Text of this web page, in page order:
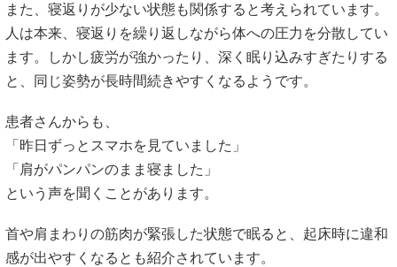
また、寝返りが少ない状態も関係すると考えられています。
人は本来、寝返りを繰り返しながら体への圧力を分散してい
ます。しかし疲労が強かったり、深く眠り込みすぎたりする
と、同じ姿勢が長時間続きやすくなるようです。
患者さんからも、
「昨日ずっとスマホを見ていました」
「肩がパンパンのまま寝ました」
という声を聞くことがあります。
首や肩まわりの筋肉が緊張した状態で眠ると、起床時に違和
感が出やすくなるとも紹介されています。